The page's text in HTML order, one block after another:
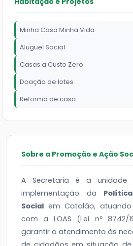
Minha Casa Minha Vida
Aluguel Social
Casas a Custo Zero
Doação de lotes
Reforma de casa
Sobre a Promoção e Ação
A Secretaria é a unidade
implementação da
Social em Catalão,
com a LOAS (Lei nº 8742/
garantir o atendimento às